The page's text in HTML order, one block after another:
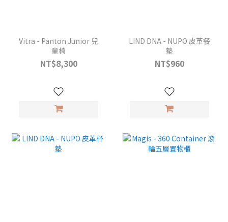
Vitra - Panton Junior 兒
童椅
NT$8,300
LIND DNA - NUPO 皮革餐
墊
NT$960